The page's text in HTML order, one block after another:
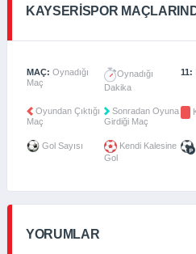
KAYSERISPOR
MAÇ: Oynadığı
Maç
Oynadığı
Dakika
11:
Oyundan Çıktığı
Maç
Sonradan Oyuna
Girdiği Maç
Gol Sayısı
Kendi Kalesine
Gol
YORUMLAR